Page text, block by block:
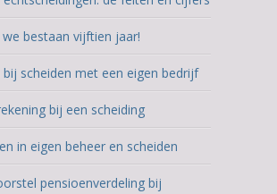
bestaan vijftien jaar!
bij scheiden met een eigen bedrijf
bij een scheiding
in eigen beheer en scheiden
pensioenverdeling bij